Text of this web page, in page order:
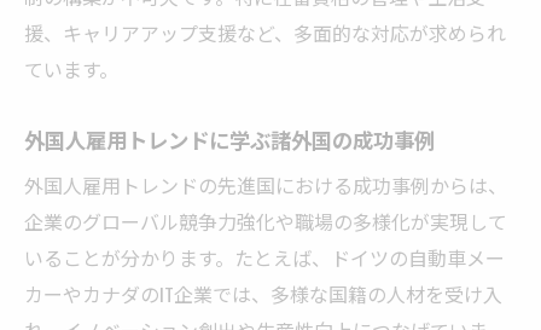
援、キャリアアップ支援など、多面的な対応が求められ
ています。
外国人雇用トレンドに学ぶ諸外国の成功事例
外国人雇用トレンドの先進国における成功事例からは、
企業のグローバル競争力強化や職場の多様化が実現して
いることが分かります。たとえば、ドイツの自動車メー
カーやカナダのIT企業では、多様な国籍の人材を受け入